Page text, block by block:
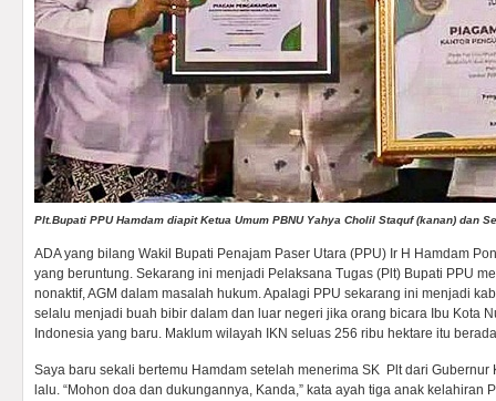
Plt.Bupati PPU Hamdam diapit Ketua Umum PBNU Yahya Cholil Staquf (kanan) dan
ADA yang bilang Wakil Bupati Penajam Paser Utara (PPU) Ir H Hamdam
yang beruntung. Sekarang ini menjadi Pelaksana Tugas (Plt) Bupati PPU
nonaktif, AGM dalam masalah hukum. Apalagi PPU sekarang ini menjadi
selalu menjadi buah bibir dalam dan luar negeri jika orang bicara Ibu Kota
Indonesia yang baru. Maklum wilayah IKN seluas 256 ribu hektare itu
Saya baru sekali bertemu Hamdam setelah menerima SK Plt dari Gubernur
lalu. “Mohon doa dan dukungannya, Kanda,” kata ayah tiga anak kelahiran